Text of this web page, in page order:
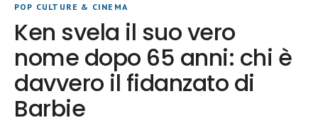
POP CULTURE & CINEMA
Ken svela il suo vero
nome dopo 65 anni: chi è
davvero il fidanzato di
Barbie